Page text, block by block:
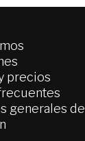
precios
generales de